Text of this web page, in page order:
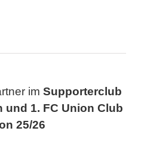
im Supporterclub
und 1. FC Union Club
25/26